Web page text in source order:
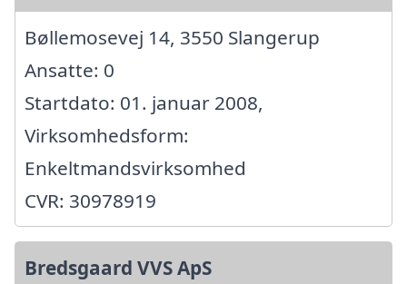
Bøllemosevej 14, 3550 Slangerup
Ansatte: 0
Startdato: 01. januar 2008,
Virksomhedsform:
Enkeltmandsvirksomhed
CVR: 30978919
Bredsgaard VVS ApS